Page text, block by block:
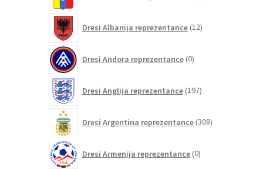
Dresi Albanija reprezentance 12izdelkov
Dresi Andora reprezentance 0izdelkov
Dresi Anglija reprezentance 197izdelkov
Dresi Argentina reprezentance 308izdelkov
Dresi Armenija reprezentance 0izdelkov